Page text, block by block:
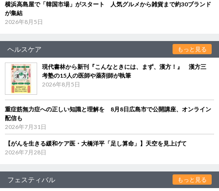
横浜高島屋で「韓国市場」がスタート 人気グルメから雑貨まで約30ブランド
が集結
2026年8月5日
ヘルスケア もっと見る
現代書林から新刊『こんなときには、まず、漢方！』 漢方三
考塾の15人の医師や薬剤師が執筆
2026年8月5日
重症筋無力症への正しい知識と理解を 8月8日広島市で公開講座、オンライン
配信も
2026年7月31日
【がんを生きる緩和ケア医・大橋洋平「足し算命」】天空を見上げて
2026年7月28日
フェスティバル もっと見る